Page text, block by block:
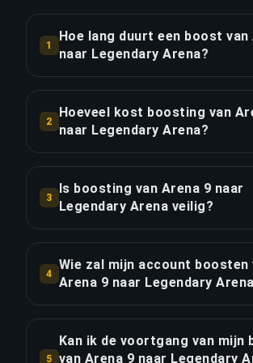
1
Hoe lang duurt een boost van
naar Legendary Arena?
duurt doorgaans 3-5 dagen. Met
de levering ongeveer 25% sneller.
2
Hoeveel kost boosting van
naar Legendary Arena?
begint bij €503.90 voor de
Priority Order kost €604.68, en het
3
Is boosting van Arena 9 naar
Legendary Arena veilig?
die overeenkomt met jouw regio en
de "Offline weergeven"-functie
met een 4,9/5 Trustpilot-
4
Wie zal mijn account boosten
Arena 9 naar Legendary
verzorgen onze boosts. Elke booster
een streng selectieproces met
5
Kan ik de voortgang van mijn
van Arena 9 naar Legendary